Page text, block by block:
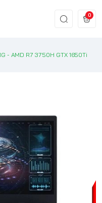
0
- AMD R7 3750H GTX 1650Ti